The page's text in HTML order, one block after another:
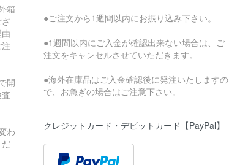
箱
開
わ
●ご注文から1週間以内にお振り込み下さい。
●1週間以内にご入金が確認出来ない場合は、ご
注文をキャンセルさせていただきます。
●海外在庫品はご入金確認後に発注いたしますの
で、お急ぎの場合はご注意下さい。
クレジットカード・デビットカード【PayPal】